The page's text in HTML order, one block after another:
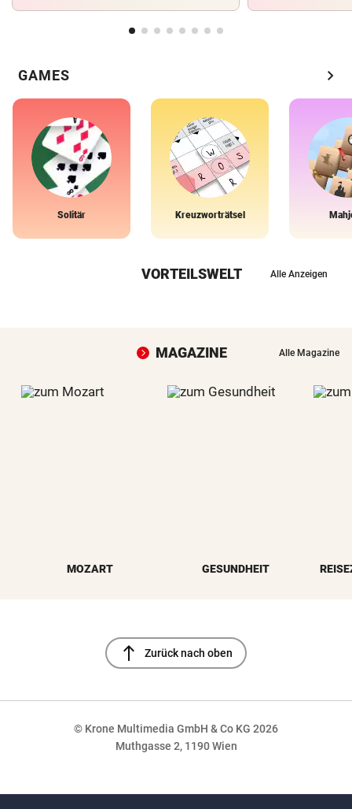
GAMES chevron_right
Solitär Kreuzworträtsel
VORTEILSWELT Alle Anzeigen
MAGAZINE Alle Magazine
MOZART GESUNDHEIT
north Zurück nach oben
© Krone Multimedia GmbH & Co KG 2026
Muthgasse 2, 1190 Wien
NaN%